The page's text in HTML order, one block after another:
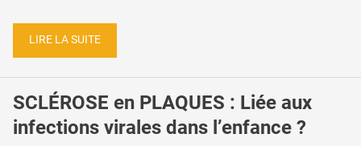
LIRE LA SUITE
SCLÉROSE en PLAQUES : Liée aux
infections virales dans l’enfance ?